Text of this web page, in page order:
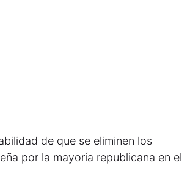
de que se eliminen los
por la mayoría republicana en el